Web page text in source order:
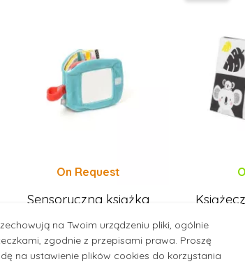
On Request
Sensoryczna książka
76 zł
na Twoim urządzeniu pliki, ogólnie
zgodnie z przepisami prawa. Proszę
na ustawienie plików cookies do korzystania